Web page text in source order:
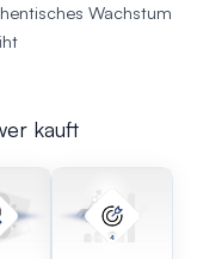
Wachstum
kauft